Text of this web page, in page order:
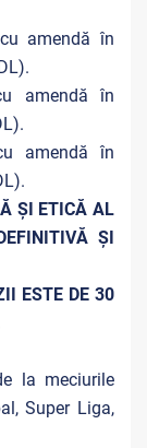
cu amendă în
amendă în
amendă în
ȘI ETICĂ AL
ŞI
ESTE DE 30
la meciurile
Super Liga,